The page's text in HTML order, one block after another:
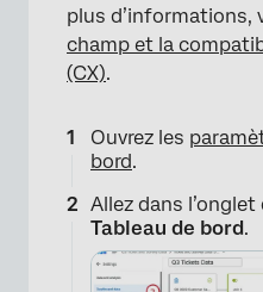
plus d’informations,
champ et la
(CX).
Ouvrez les
bord.
Allez dans l’onglet
Tableau de bord.